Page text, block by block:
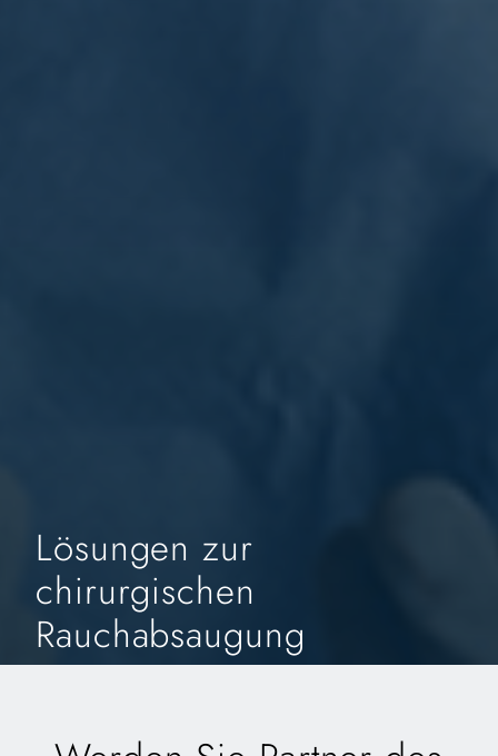
Lösungen zur
chirurgischen
Rauchabsaugung